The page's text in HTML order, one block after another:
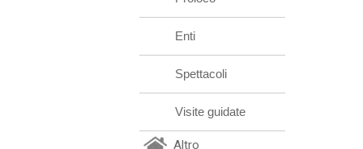
Enti
Spettacoli
Visite guidate
Altro